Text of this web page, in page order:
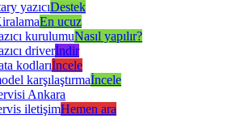
yazıcıDestek
En ucuz
kurulumuNasıl yapılır?
driverİndir
kodlarıİncele
karşılaştırmaİncele
Ankara
iletişimHemen ara